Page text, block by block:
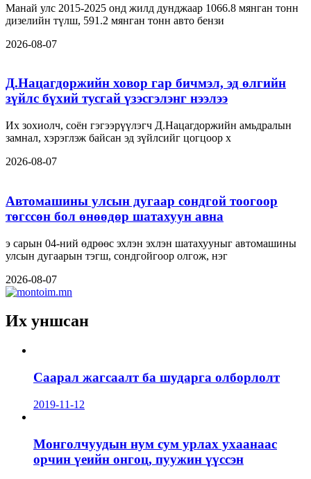
Манай улс 2015-2025 онд жилд дунджаар 1066.8 мянган тонн
дизелийн түлш, 591.2 мянган тонн авто бензи
2026-08-07
Д.Нацагдоржийн ховор гар бичмэл, эд өлгийн
зүйлс бүхий тусгай үзэсгэлэнг нээлээ
Их зохиолч, соён гэгээрүүлэгч Д.Нацагдоржийн амьдралын
замнал, хэрэглэж байсан эд зүйлсийг цогцоор х
2026-08-07
Автомашины улсын дугаар сондгой тоогоор
төгссөн бол өнөөдөр шатахуун авна
э сарын 04-ний өдрөөс эхлэн эхлэн шатахууныг автомашины
улсын дугаарын тэгш, сондгойгоор олгож, нэг
2026-08-07
Их уншсан
Саарал жагсаалт ба шударга олборлолт
2019-11-12
Монголчуудын нум сум урлах ухаанаас
орчин үеийн онгоц, пуужин үүссэн